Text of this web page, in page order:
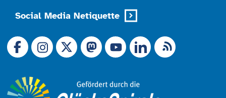
Social Media Netiquette
Link zu X (Ex-Twitter)
RSS-Feed